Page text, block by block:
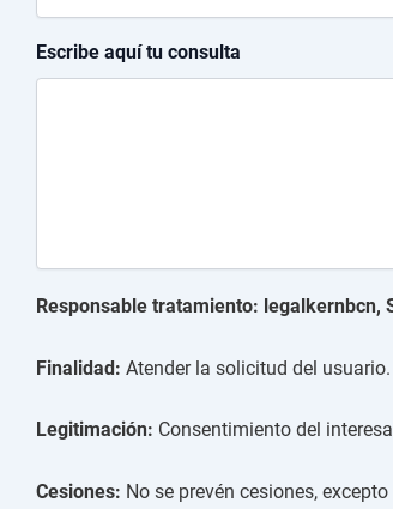
Escribe aquí tu consulta
Responsable tratamiento: legalkernbcn,
Finalidad: Atender la solicitud del usuario.
Legitimación: Consentimiento del
Cesiones: No se prevén cesiones,